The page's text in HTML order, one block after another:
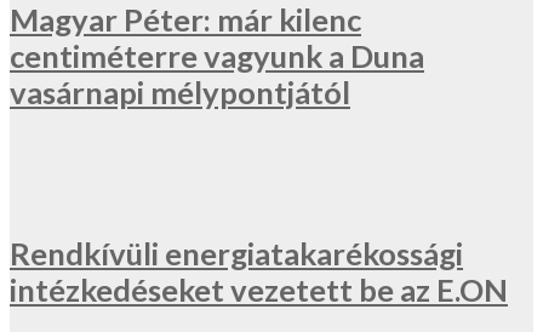
Magyar Péter: már kilenc
centiméterre vagyunk a Duna
vasárnapi mélypontjától
Rendkívüli energiatakarékossági
intézkedéseket vezetett be az E.ON